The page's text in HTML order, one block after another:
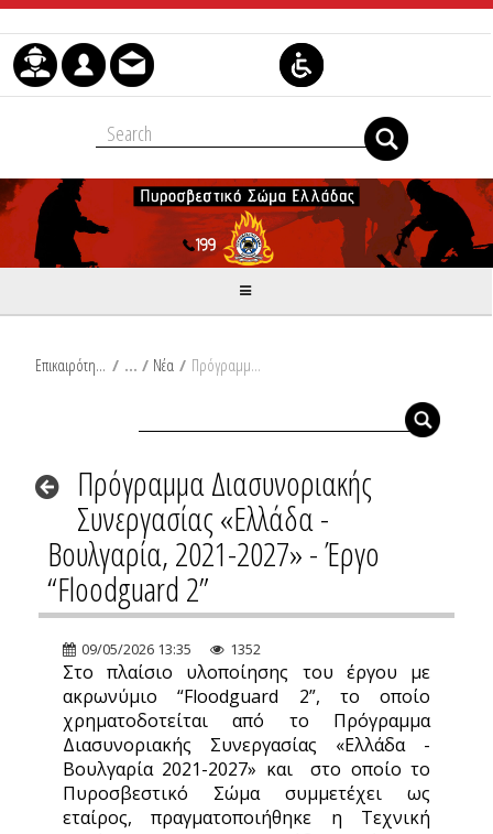
Μετάβαση στο περιεχόμενο
Επικαιρότητα / Νέα / Πρόγραμμα Διασυνοριακής Συνεργασίας «Ελλάδα - Βουλγαρία, 2021-2027» - Έργο “Floodguard 2”
Πρόγραμμα Διασυνοριακής
Συνεργασίας «Ελλάδα -
Βουλγαρία, 2021-2027» - Έργο
“Floodguard 2”
09/05/2026 13:35 1352
Στο πλαίσιο υλοποίησης του έργου με
ακρωνύμιο “Floodguard 2”, το οποίο
χρηματοδοτείται από το Πρόγραμμα
Διασυνοριακής Συνεργασίας «Ελλάδα -
Βουλγαρία 2021-2027» και στο οποίο το
Πυροσβεστικό Σώμα συμμετέχει ως
εταίρος, πραγματοποιήθηκε η Τεχνική